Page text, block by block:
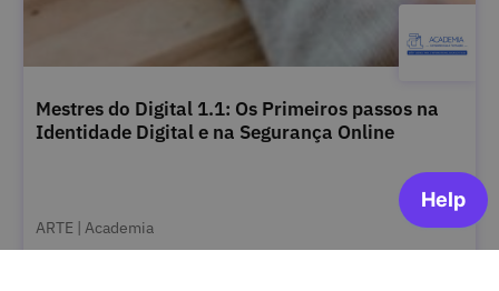
Mestres do Digital 1.1: Os Primeiros passos na
Identidade Digital e na Segurança Online
ARTE | Academia